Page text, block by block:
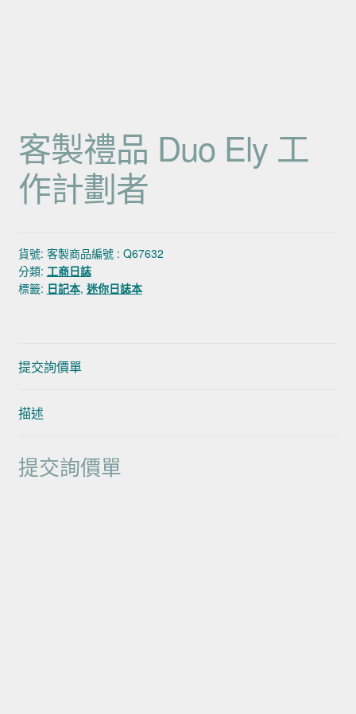
客製禮品 Duo Ely 工
作計劃者
貨號: 客製商品編號 : Q67632
分類: 工商日誌
標籤: 日記本, 迷你日誌本
提交詢價單
描述
提交詢價單